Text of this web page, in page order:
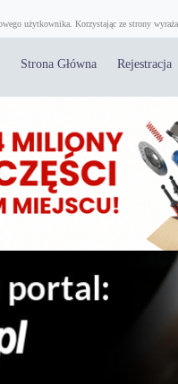
użytkownika. Korzystając ze strony
Strona Główna Rejestracja